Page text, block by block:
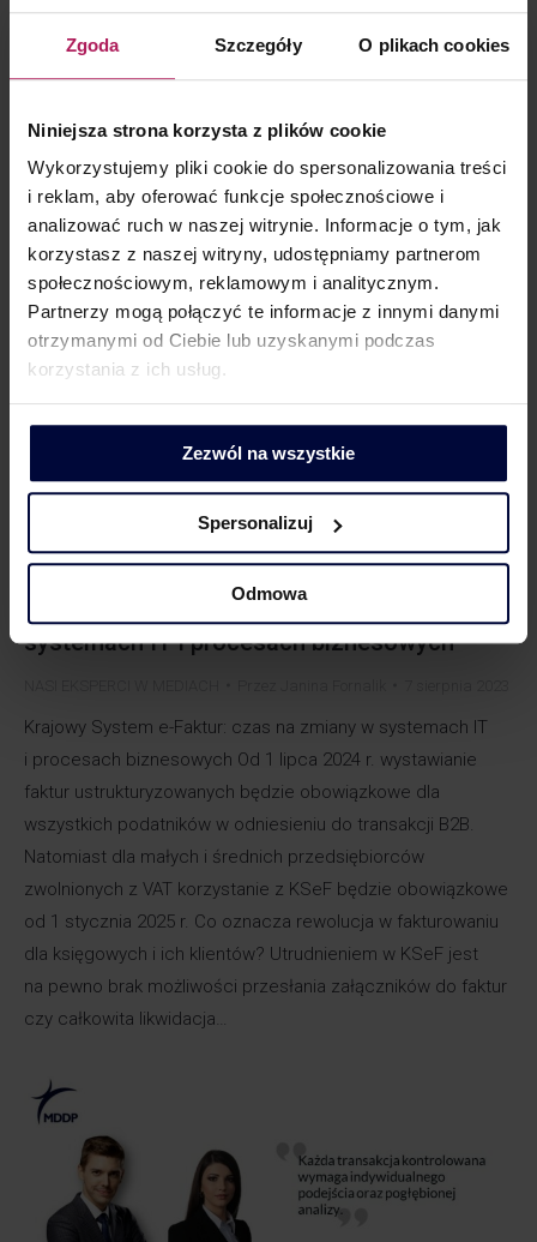
Zgoda Szczegóły O plikach cookies
Niniejsza strona korzysta z plików cookie
Wykorzystujemy pliki cookie do spersonalizowania treści
i reklam, aby oferować funkcje społecznościowe i
analizować ruch w naszej witrynie. Informacje o tym, jak
korzystasz z naszej witryny, udostępniamy partnerom
społecznościowym, reklamowym i analitycznym.
Partnerzy mogą połączyć te informacje z innymi danymi
otrzymanymi od Ciebie lub uzyskanymi podczas
korzystania z ich usług.
Zezwól na wszystkie
Spersonalizuj
Odmowa
opodatkowanie ryczałtem od dochodów spółek.
holdingowe, czyli inaczej partycypacyjne z CIT
w odniesieniu do dochodu z odpłatnego zbycia praw
udziałowych w spółkach kapitałowych. Zaś nowością roku
2023 jest fundacja rodzinna – całkowicie nowa konstrukcja
prawna oraz podatnik podatku…
Krajowy System e-Faktur: czas na zmiany w
systemach IT i procesach biznesowych
Krajowy System e-Faktur: czas na zmiany w systemach IT
i procesach biznesowych Od 1 lipca 2024 r. wystawianie
faktur ustrukturyzowanych będzie obowiązkowe dla
wszystkich podatników w odniesieniu do transakcji B2B.
Natomiast dla małych i średnich przedsiębiorców
zwolnionych z VAT korzystanie z KSeF będzie obowiązkowe
od 1 stycznia 2025 r. Co oznacza rewolucja w fakturowaniu
dla księgowych i ich klientów? Utrudnieniem w KSeF jest
na pewno brak możliwości przesłania załączników do faktur
czy całkowita likwidacja…